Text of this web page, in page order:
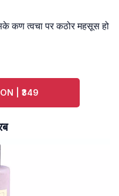
कण त्वचा पर कठोर महसूस हो
| ₹349